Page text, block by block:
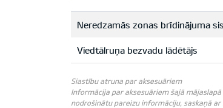
Neredzamās zonas brīdinājuma
Viedtālruņa bezvadu lādētājs
Siastību atruna par aksesuāriem
Informācija par aksesuāriem šajā
nodrošinātu pareizu informāciju, saskaņā